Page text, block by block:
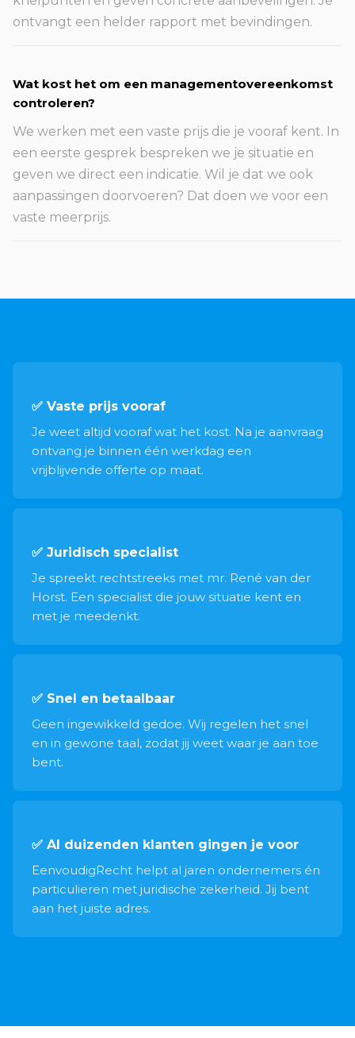
ontvangt een helder rapport met bevindingen.
Wat kost het om een managementovereenkomst
controleren?
We werken met een vaste prijs die je vooraf kent. In
een eerste gesprek bespreken we je situatie en
geven we direct een indicatie. Wil je dat we ook
aanpassingen doorvoeren? Dat doen we voor een
vaste meerprijs.
✅ Vaste prijs vooraf
Je weet altijd vooraf wat het kost. Na je aanvraag
ontvang je binnen één werkdag een
vrijblijvende offerte op maat.
✅ Juridisch specialist
Je spreekt rechtstreeks met mr. René van der
Horst. Een specialist die jouw situatie kent en
met je meedenkt.
✅ Snel en betaalbaar
Geen ingewikkeld gedoe. Wij regelen het snel
en in gewone taal, zodat jij weet waar je aan toe
bent.
✅ Al duizenden klanten gingen je voor
EenvoudigRecht helpt al jaren ondernemers én
particulieren met juridische zekerheid. Jij bent
aan het juiste adres.